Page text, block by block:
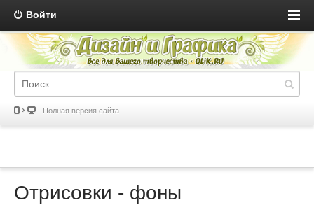
Войти
Полная версия сайта
Отрисовки - фоны